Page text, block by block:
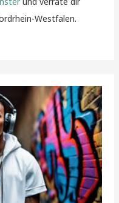
Westfalen.